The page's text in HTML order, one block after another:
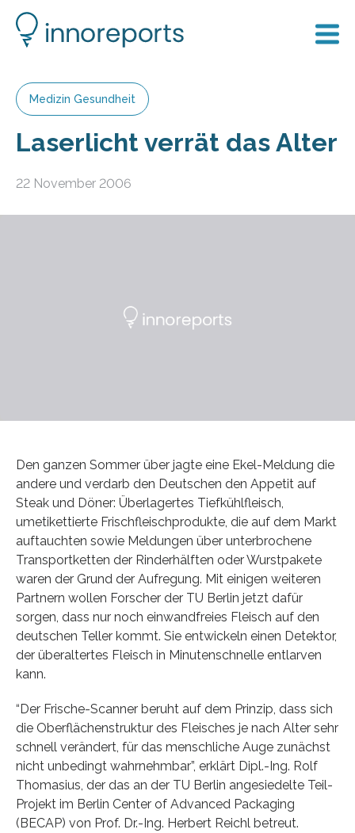
Medizin Gesundheit
Laserlicht verrät das Alter
22 November 2006
Den ganzen Sommer über jagte eine Ekel-Meldung die
andere und verdarb den Deutschen den Appetit auf
Steak und Döner: Überlagertes Tiefkühlfleisch,
umetikettierte Frischfleischprodukte, die auf dem Markt
auftauchten sowie Meldungen über unterbrochene
Transportketten der Rinderhälften oder Wurstpakete
waren der Grund der Aufregung. Mit einigen weiteren
Partnern wollen Forscher der TU Berlin jetzt dafür
sorgen, dass nur noch einwandfreies Fleisch auf den
deutschen Teller kommt. Sie entwickeln einen Detektor,
der überaltertes Fleisch in Minutenschnelle entlarven
kann.
“Der Frische-Scanner beruht auf dem Prinzip, dass sich
die Oberflächenstruktur des Fleisches je nach Alter sehr
schnell verändert, für das menschliche Auge zunächst
nicht unbedingt wahrnehmbar”, erklärt Dipl.-Ing. Rolf
Thomasius, der das an der TU Berlin angesiedelte Teil-
Projekt im Berlin Center of Advanced Packaging
(BECAP) von Prof. Dr.-Ing. Herbert Reichl betreut.